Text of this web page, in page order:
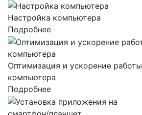
Настройка компьютера
Подробнее
Оптимизация и ускорение работы
компьютера
Подробнее